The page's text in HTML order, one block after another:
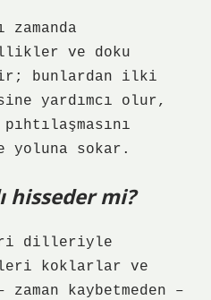
zamanda
ve doku
bunlardan ilki
yardımcı olur,
yoluna sokar.
hisseder mi?
dilleriyle
koklarlar ve
kaybetmeden –